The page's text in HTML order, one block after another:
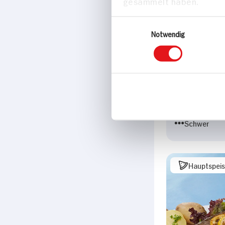
Notwendig
Meerrettich-
mit
Schwer